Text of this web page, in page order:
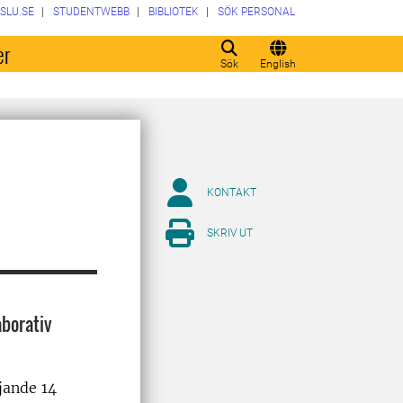
Sök English
SLU.SE STUDENTWEBB BIBLIOTEK SÖK PERSONAL
14
KONTAKT
SKRIV UT